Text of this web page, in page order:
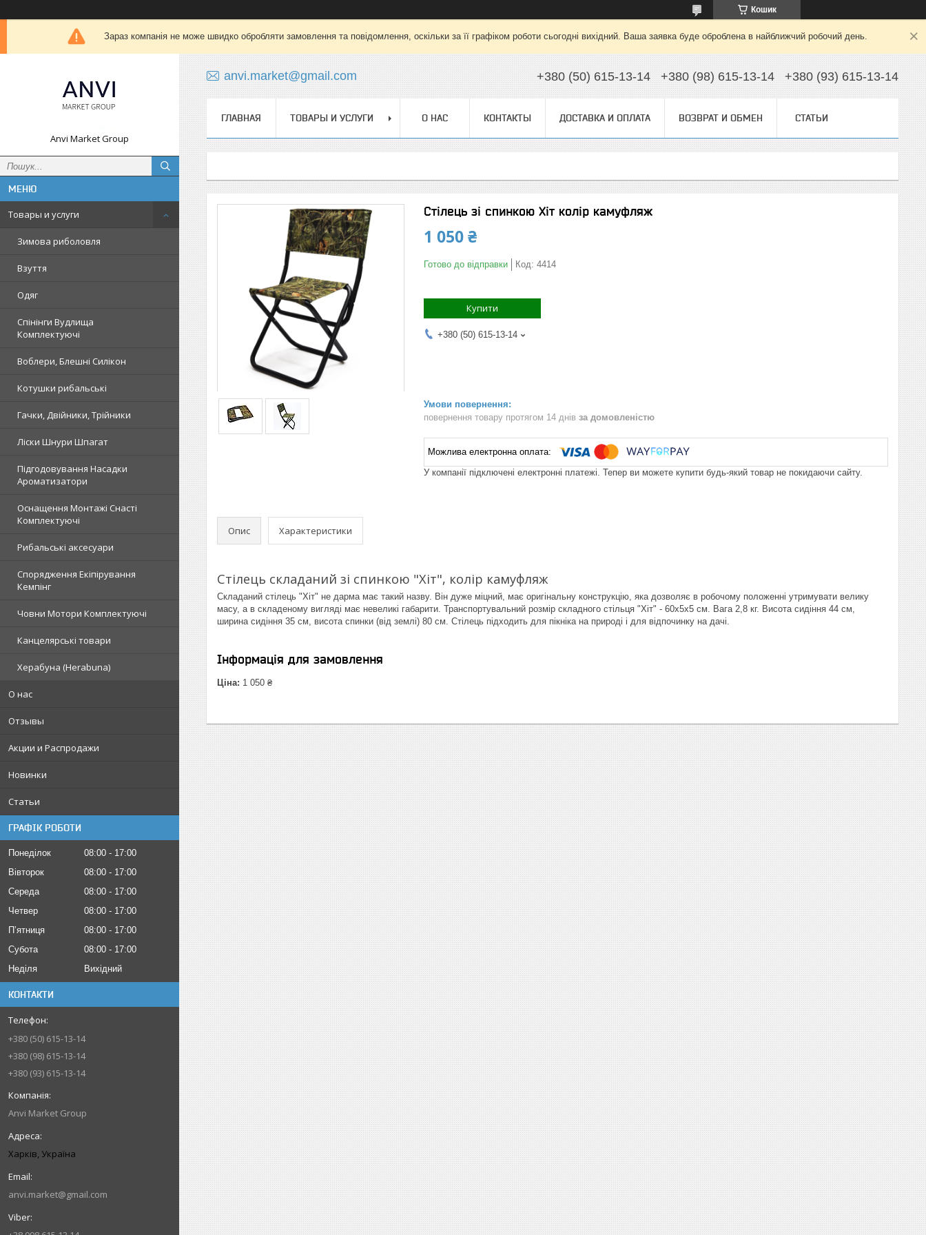
Кошик
Зараз компанія не може швидко обробляти замовлення та повідомлення, оскільки за її графіком роботи сьогодні вихідний. Ваша заявка буде оброблена в найближчий робочий день.
Anvi Market Group
Товары и услуги
Зимова риболовля
Взуття
Одяг
Спінінги Вудлища
Комплектуючі
Воблери, Блешні Силікон
Котушки рибальські
Гачки, Двійники, Трійники
Ліски Шнури Шпагат
Підгодовування Насадки
Ароматизатори
Оснащення Монтажі Снасті
Комплектуючі
Рибальські аксесуари
Спорядження Екіпірування
Кемпінг
Човни Мотори Комплектуючі
Канцелярські товари
Херабуна (Herabuna)
О нас
Отзывы
Акции и Распродажи
Новинки
Статьи
ГРАФІК РОБОТИ
Понеділок 08:00
17:00
Вівторок
08:00
17:00
Середа
08:00
17:00
Четвер
08:00
17:00
Пʼятниця
08:00
17:00
Субота
08:00
17:00
Неділя
Вихідний
КОНТАКТИ
+380 (50) 615-13-14
+380 (98) 615-13-14
+380 (93) 615-13-14
Anvi Market Group
Харків, Україна
anvi.market@gmail.com
anvi.market@gmail.com +380 (50) 615-13-14 +380 (98) 615-13-14 +380 (93) 615-13-14
ГЛАВНАЯ ТОВАРЫ И УСЛУГИ О НАС КОНТАКТЫ ДОСТАВКА И ОПЛАТА ВОЗВРАТ И ОБМЕН СТАТЬИ
Стілець зі спинкою Хіт колір камуфляж
1 050 ₴
Готово до відправки Код: 4414
Купити
+380 (50) 615-13-14
повернення товару протягом 14 днів за домовленістю
У компанії підключені електронні платежі. Тепер ви можете купити будь-який товар не покидаючи сайту.
Опис Характеристики
Стілець складаний зі спинкою "Хіт", колір камуфляж
Складаний стілець "Хіт" не дарма має такий назву. Він дуже міцний, має оригінальну конструкцію, яка дозволяє в робочому положенні утримувати велику
масу, а в складеному вигляді має невеликі габарити. Транспортувальний розмір складного стільця "Хіт" - 60х5х5 см. Вага 2,8 кг. Висота сидіння 44 см,
ширина сидіння 35 см, висота спинки (від землі) 80 см. Стілець підходить для пікніка на природі і для відпочинку на дачі.
Інформація для замовлення
Ціна: 1 050 ₴